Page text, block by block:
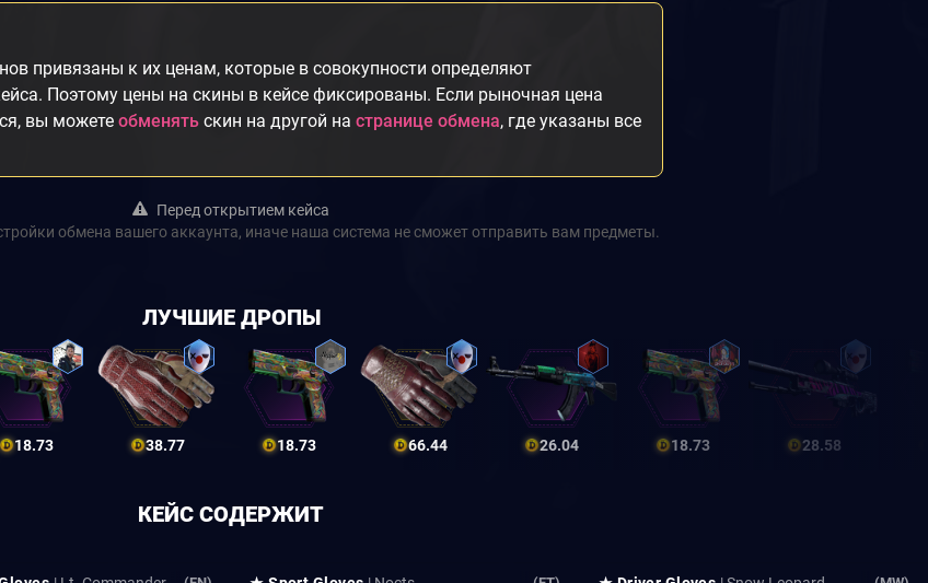
привязаны к их ценам, которые в совокупности определяют
Поэтому цены на скины в кейсе фиксированы. Если рыночная цена
вы можете обменять скин на другой на странице обмена, где указаны все
Перед открытием кейса
обмена вашего аккаунта, иначе наша система не сможет отправить вам предметы.
ЛУЧШИЕ ДРОПЫ
18.73 38.77 18.73 66.44 26.04 18.73 28.58
КЕЙС СОДЕРЖИТ